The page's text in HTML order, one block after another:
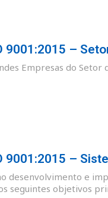
9001:2015 –
Empresas do
9001:2015 –
e
seguintes objetivos